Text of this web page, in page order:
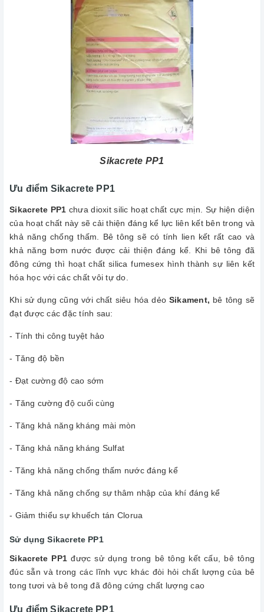
Sikacrete PP1
Ưu điểm Sikacrete PP1
Sikacrete PP1 chưa dioxit silic hoạt chất cực mịn. Sự hiện diện
của hoạt chất này sẽ cải thiện đáng kể lực liên kết bên trong và
khả năng chống thấm. Bê tông sẽ có tính lien kết rất cao và
khả năng bơm nước được cải thiện đáng kể. Khi bê tông đã
đông cứng thì hoạt chất silica fumesex hình thành sự liên kết
hóa học với các chất vôi tự do.
Khi sử dụng cũng với chất siêu hóa dẻo Sikament, bê tông sẽ
đạt được các đặc tính sau:
- Tính thi công tuyệt hảo
- Tăng độ bền
- Đạt cường độ cao sớm
- Tăng cường độ cuối cùng
- Tăng khả năng kháng mài mòn
- Tăng khả năng kháng Sulfat
- Tăng khả năng chống thấm nước đáng kể
- Tăng khả năng chống sự thâm nhập của khí đáng kể
- Giảm thiểu sự khuếch tán Clorua
Sử dụng Sikacrete PP1
Sikacrete PP1được sử dụng trong bê tông kết cấu, bê tông
đúc sẵn và trong các lĩnh vực khác đòi hỏi chất lượng của bê
tong tươi và bê tong đã đông cứng chất lượng cao
Ưu điểm Sikacrete PP1